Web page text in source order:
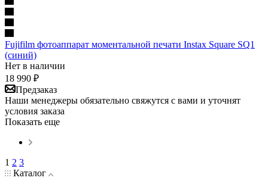
Fujifilm фотоаппарат моментальной печати Instax Square SQ1
(синий)
Нет в наличии
18 990 ₽
Предзаказ
Наши менеджеры обязательно свяжутся с вами и уточнят
условия заказа
Показать еще
1 2 3
Каталог